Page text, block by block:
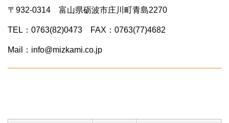
〒932-0314 富山県砺波市庄川町青島2270
TEL：0763(82)0473 FAX：0763(77)4682
Mail：info@mizkami.co.jp